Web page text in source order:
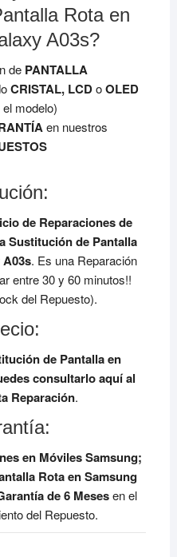
Rota en
A03s?
de PANTALLA
CRISTAL, LCDoOLED
modelo)
en nuestros
de Reparaciones de
Sustitución de Pantalla
. Es una Reparación
entre 30 y 60 minutos!!
del Repuesto).
de Pantalla en
consultarlo aquí al
Reparación.
en Móviles Samsung;
Rota en Samsung
de 6 Mesesen el
del Repuesto.